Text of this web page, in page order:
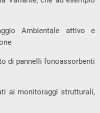
Ambientale attivo e
di pannelli fonoassorbenti
ai monitoraggi strutturali,